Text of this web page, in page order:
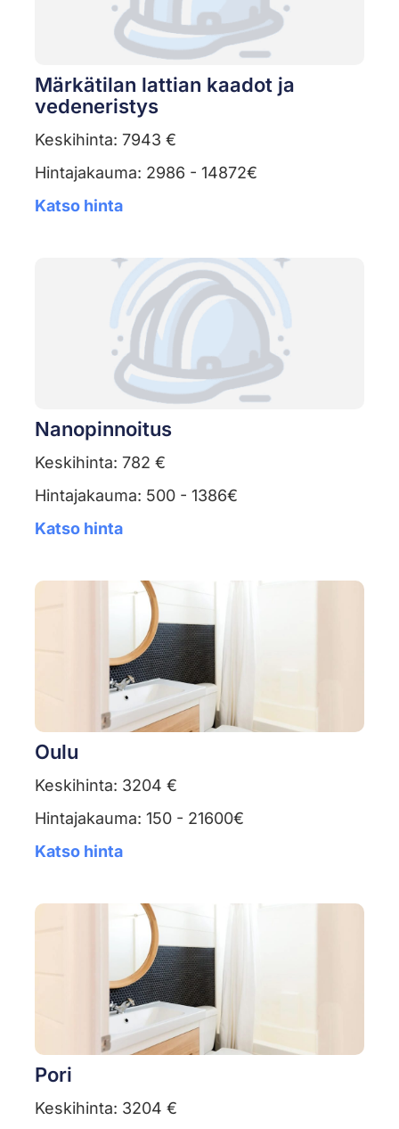
Märkätilan lattian kaadot ja
vedeneristys
Keskihinta: 7943 €
Hintajakauma: 2986 - 14872€
Katso hinta
Nanopinnoitus
Keskihinta: 782 €
Hintajakauma: 500 - 1386€
Katso hinta
Oulu
Keskihinta: 3204 €
Hintajakauma: 150 - 21600€
Katso hinta
Pori
Keskihinta: 3204 €